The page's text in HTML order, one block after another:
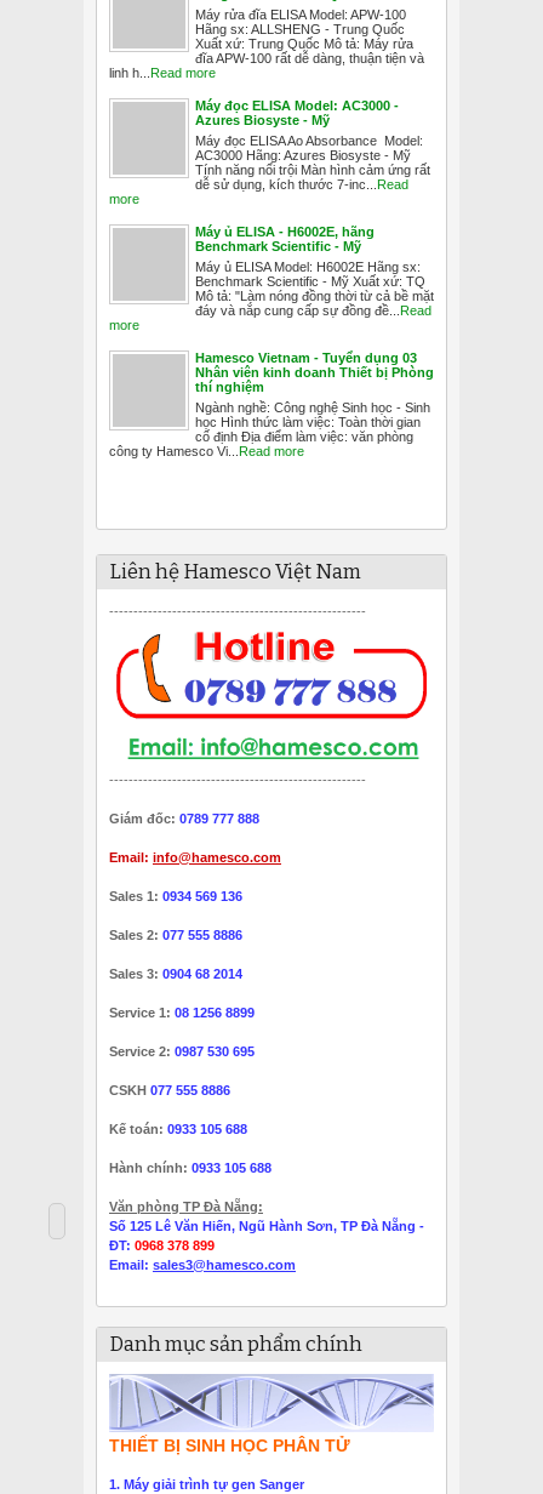
Máy rửa đĩa ELISA Model: APW-100
Hãng sx: ALLSHENG - Trung Quốc
Xuất xứ: Trung Quốc Mô tả: Máy rửa
đĩa APW-100 rất dễ dàng, thuận tiện và
linh h...
Read more
Máy đọc ELISA Model: AC3000 -
Azures Biosyste - Mỹ
Máy đọc ELISA Ao Absorbance Model:
AC3000 Hãng: Azures Biosyste - Mỹ
Tính năng nổi trội Màn hình cảm ứng rất
dễ sử dụng, kích thước 7-inc...
Read
more
Máy ủ ELISA - H6002E, hãng
Benchmark Scientific - Mỹ
Máy ủ ELISA Model: H6002E Hãng sx:
Benchmark Scientific - Mỹ Xuất xứ: TQ
Mô tả: "Làm nóng đồng thời từ cả bề mặt
đáy và nắp cung cấp sự đồng đề...
Read
more
Hamesco Vietnam - Tuyển dụng 03
Nhân viên kinh doanh Thiết bị Phòng
thí nghiệm
Ngành nghề: Công nghệ Sinh học - Sinh
học Hình thức làm việc: Toàn thời gian
cố định Địa điểm làm việc: văn phòng
công ty Hamesco Vi...
Read more
Liên hệ Hamesco Việt Nam
-----------------------------------------------------
-----------------------------------------------------
Giám đốc: 0789 777 888
Email: info@hamesco.com
Sales 1: 0934 569 136
Sales 2: 077 555 8886
Sales 3: 0904 68 2014
Service 1: 08 1256 8899
Service 2: 0987 530 695
CSKH 077 555 8886
Kế toán: 0933 105 688
Hành chính: 0933 105 688
Văn phòng TP Đà Nẵng:
Số 125 Lê Văn Hiến, Ngũ Hành Sơn, TP Đà Nẵng -
ĐT: 0968 378 899
Email: sales3@hamesco.com
Danh mục sản phẩm chính
THIẾT BỊ SINH HỌC PHÂN TỬ
1. Máy giải trình tự gen Sanger